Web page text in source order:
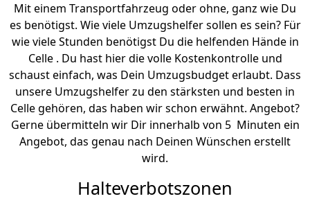
Mit einem Transportfahrzeug oder ohne, ganz wie Du
es benötigst. Wie viele Umzugshelfer sollen es sein? Für
wie viele Stunden benötigst Du die helfenden Hände in
Celle . Du hast hier die volle Kostenkontrolle und
schaust einfach, was Dein Umzugsbudget erlaubt. Dass
unsere Umzugshelfer zu den stärksten und besten in
Celle gehören, das haben wir schon erwähnt. Angebot?
Gerne übermitteln wir Dir innerhalb von 5 Minuten ein
Angebot, das genau nach Deinen Wünschen erstellt
wird.
Halteverbotszonen